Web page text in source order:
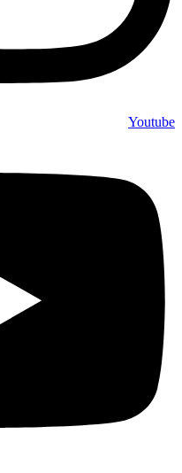
Youtube